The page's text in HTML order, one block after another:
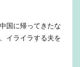
国に帰ってきたな
イライラする夫を